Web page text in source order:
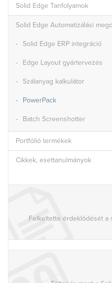
Solid Edge Tanfolyamok
Solid Edge Automatizálási
Solid Edge ERP integráció
Edge Layout gyártervezés
Szálanyag kalkulátor
PowerPack
Batch Screenshotter
Portfólió termékek
Cikkek, esettanulmányok
Felkeltette érdeklődését a